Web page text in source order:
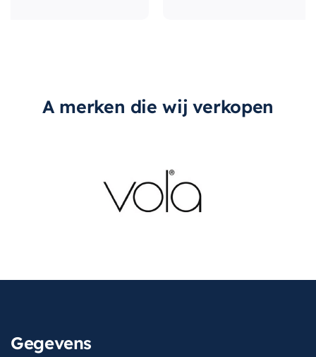
A merken die wij verkopen
Gegevens